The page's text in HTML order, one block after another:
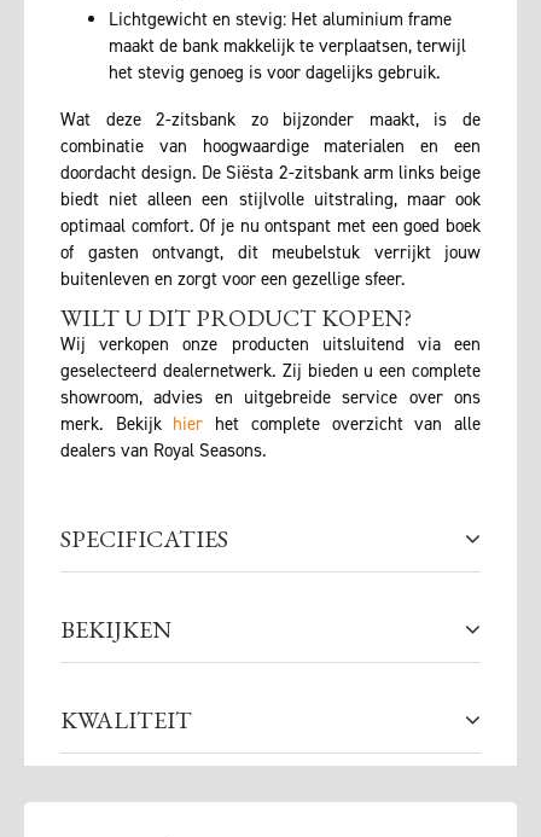
Lichtgewicht en stevig: Het aluminium frame
maakt de bank makkelijk te verplaatsen, terwijl
het stevig genoeg is voor dagelijks gebruik.
Wat deze 2-zitsbank zo bijzonder maakt, is de
combinatie van hoogwaardige materialen en een
doordacht design. De Siësta 2-zitsbank arm links beige
biedt niet alleen een stijlvolle uitstraling, maar ook
optimaal comfort. Of je nu ontspant met een goed boek
of gasten ontvangt, dit meubelstuk verrijkt jouw
buitenleven en zorgt voor een gezellige sfeer.
WILT U DIT PRODUCT KOPEN?
Wij verkopen onze producten uitsluitend via een
geselecteerd dealernetwerk. Zij bieden u een complete
showroom, advies en uitgebreide service over ons
merk. Bekijk hier het complete overzicht van alle
dealers van Royal Seasons.
SPECIFICATIES
BEKIJKEN
KWALITEIT